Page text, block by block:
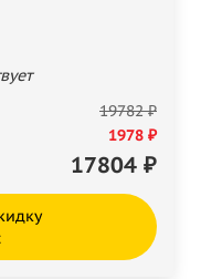
19782 ₽
1978 ₽
17804 ₽